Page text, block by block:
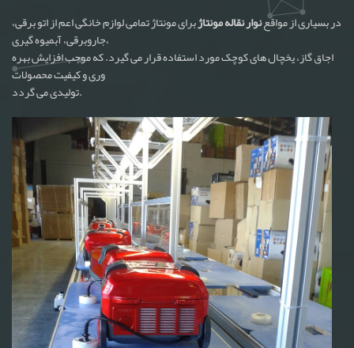
در بسیاری از مواقعنوار نقاله مونتاژبرای مونتاژ تمامی لوازم خانگی اعم از اتو برقی،
جاروبرقی، آبمیوه گیری،
اجاق گاز، یخچال های کوچک مورد استفاده قرار می گیرد. که موجب افزایش بهره
وری و کیفیت محصولات
تولیدی می گردد.